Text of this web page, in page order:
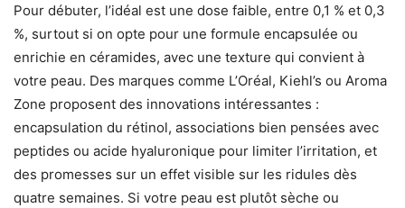
Pour débuter, l’idéal est une dose faible, entre 0,1 % et 0,3
%, surtout si on opte pour une formule encapsulée ou
enrichie en céramides, avec une texture qui convient à
votre peau. Des marques comme L’Oréal, Kiehl’s ou Aroma
Zone proposent des innovations intéressantes :
encapsulation du rétinol, associations bien pensées avec
peptides ou acide hyaluronique pour limiter l’irritation, et
des promesses sur un effet visible sur les ridules dès
quatre semaines. Si votre peau est plutôt sèche ou